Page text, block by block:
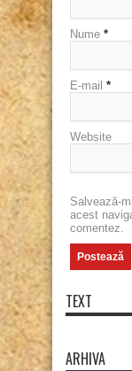
Nume *
E-mail *
Website
Salvează-
acest
comentez.
TEXT
ARHIVA